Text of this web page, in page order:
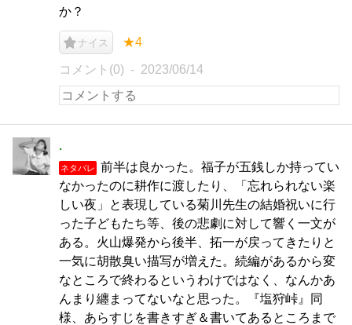
か？
ナイス ★4
コメント(0) 2023/06/14
.
ネタバレ
前半は良かった。福子が五銭しか持ってい
なかったのに耕作に渡したり、「忘れられない楽
しい夜」と表現している菊川先生の結婚祝いに行
った子どもたち等、後の悲劇に対して響く一文が
ある。火山爆発から後半、拓一が戻ってきたりと
一気に胡散臭い描写が増えた。続編があるから変
なところで終わるというわけではなく、なんかあ
んまり纏まってないなと思った。『塩狩峠』同
様、あらすじを書きすぎ＆書いてあるところまで